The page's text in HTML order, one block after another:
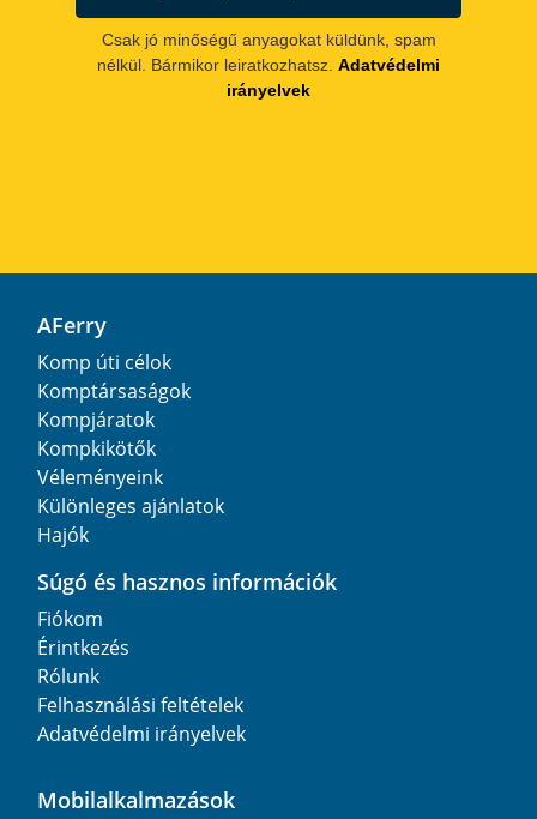
Csak jó minőségű anyagokat küldünk, spam
nélkül. Bármikor leiratkozhatsz. Adatvédelmi
irányelvek
AFerry
Komp úti célok
Komptársaságok
Kompjáratok
Kompkikötők
Véleményeink
Különleges ajánlatok
Hajók
Súgó és hasznos információk
Fiókom
Érintkezés
Rólunk
Felhasználási feltételek
Adatvédelmi irányelvek
Mobilalkalmazások